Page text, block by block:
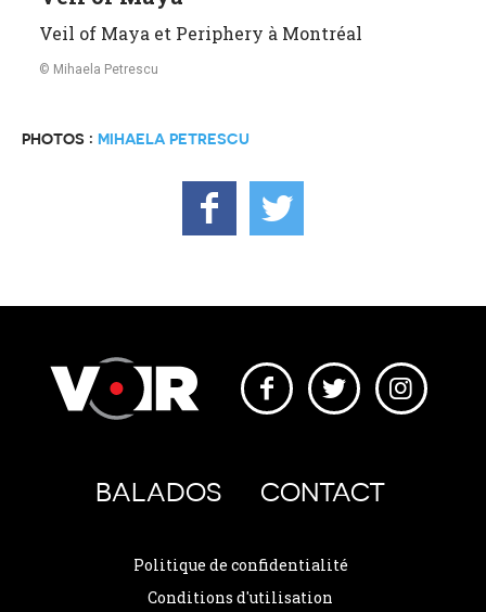
Veil of Maya et Periphery à Montréal
Mihaela Petrescu
PHOTOS : MIHAELA PETRESCU
BALADOS CONTACT
Politique de confidentialité
Conditions d'utilisation